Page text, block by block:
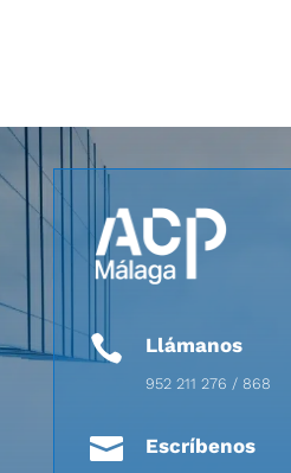
 Llámanos
952 211 276 / 868
 Escríbenos